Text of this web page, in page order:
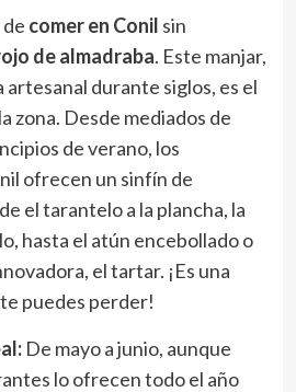
comer en Conil sin
de almadraba. Este manjar,
durante siglos, es el
zona. Desde mediados de
de verano, los
ofrecen un sinfín de
el tarantelo a la plancha, la
hasta el atún encebollado o
el tartar. ¡Es una
puedes perder!
De mayo a junio, aunque
lo ofrecen todo el año